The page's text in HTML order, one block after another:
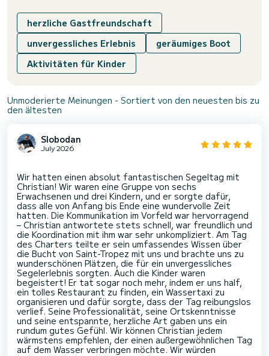
herzliche Gastfreundschaft
unvergessliches Erlebnis
geräumiges Boot
Aktivitäten für Kinder
Unmoderierte Meinungen - Sortiert von den neuesten bis zu
den ältesten
Slobodan
July 2026
Wir hatten einen absolut fantastischen Segeltag mit
Christian! Wir waren eine Gruppe von sechs
Erwachsenen und drei Kindern, und er sorgte dafür,
dass alle von Anfang bis Ende eine wundervolle Zeit
hatten. Die Kommunikation im Vorfeld war hervorragend
– Christian antwortete stets schnell, war freundlich und
die Koordination mit ihm war sehr unkompliziert. Am Tag
des Charters teilte er sein umfassendes Wissen über
die Bucht von Saint-Tropez mit uns und brachte uns zu
wunderschönen Plätzen, die für ein unvergessliches
Segelerlebnis sorgten. Auch die Kinder waren
begeistert! Er tat sogar noch mehr, indem er uns half,
ein tolles Restaurant zu finden, ein Wassertaxi zu
organisieren und dafür sorgte, dass der Tag reibungslos
verlief. Seine Professionalität, seine Ortskenntnisse
und seine entspannte, herzliche Art gaben uns ein
rundum gutes Gefühl. Wir können Christian jedem
wärmstens empfehlen, der einen außergewöhnlichen Tag
auf dem Wasser verbringen möchte. Wir würden